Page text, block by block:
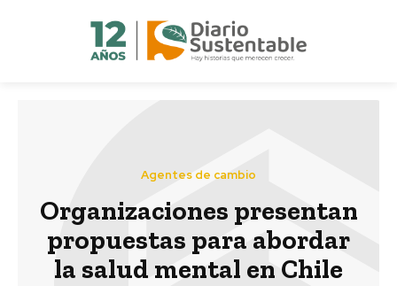
Agentes de cambio
Organizaciones presentan
propuestas para abordar
la salud mental en Chile